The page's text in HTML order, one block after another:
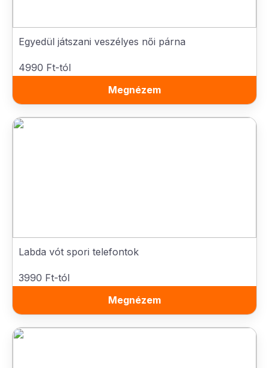
Egyedül játszani veszélyes női párna
4990 Ft-tól
Megnézem
Labda vót spori telefontok
3990 Ft-tól
Megnézem